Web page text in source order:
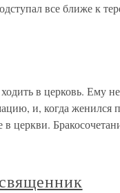
все ближе к
в церковь. Ему
и, когда женился
церкви.